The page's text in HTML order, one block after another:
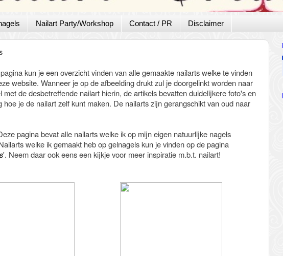
Nailart Party/Workshop Contact / PR Disclaimer
kun je een overzicht vinden van alle gemaakte nailarts welke te vinden
website. Wanneer je op de afbeelding drukt zul je doorgelinkt worden naar
met de desbetreffende nailart hierin, de artikels bevatten duidelijkere foto's en
hoe je de nailart zelf kunt maken. De nailarts zijn gerangschikt van oud naar
pagina bevat alle nailarts welke ik op mijn eigen natuurlijke nagels
welke ik gemaakt heb op gelnagels kun je vinden op de pagina
'. Neem daar ook eens een kijkje voor meer inspiratie m.b.t. nailart!